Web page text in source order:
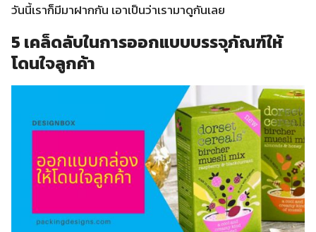
วันนี้เราก็มีมาฝากกัน เอาเป็นว่าเรามาดูกันเลย
5 เคล็ดลับในการออกแบบบรรจุภัณฑ์ให้
โดนใจลูกค้า